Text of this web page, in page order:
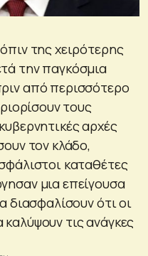
της χειρότερης
την παγκόσμια
από περισσότερο
τους
αρχές
τον κλάδο,
καταθέτες
μια επείγουσα
διασφαλίσουν ότι οι
τις ανάγκες